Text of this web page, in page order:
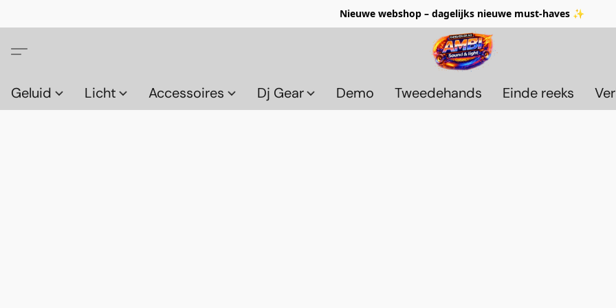
Nieuwe webshop – dagelijks nieuwe must-haves ✨
Geluid Licht Accessoires Dj Gear Demo Tweedehands Einde reeks